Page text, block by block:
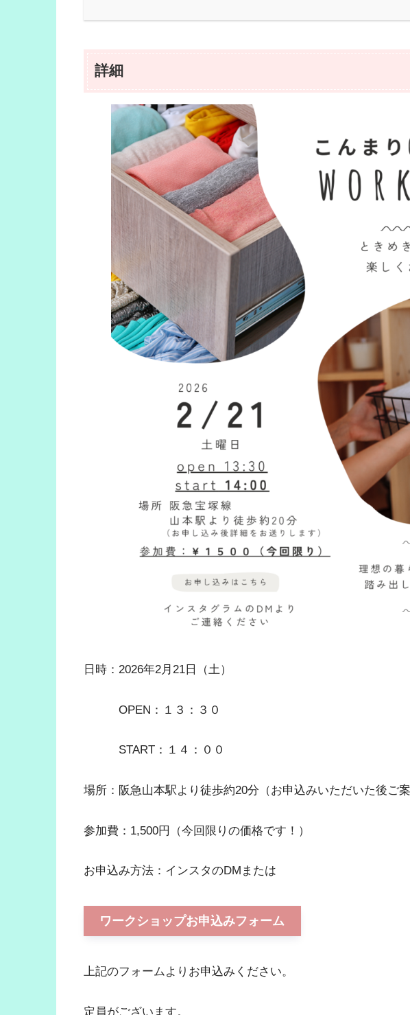
詳細
日時：2026年2月21日（土）
OPEN：１３：３０
START：１４：００
場所：阪急山本駅より徒歩約20分（お申込みいただいた後ご案
参加費：1,500円（今回限りの価格です！）
お申込み方法：インスタのDMまたは
ワークショップお申込みフォーム
上記のフォームよりお申込みください。
定員がございます。